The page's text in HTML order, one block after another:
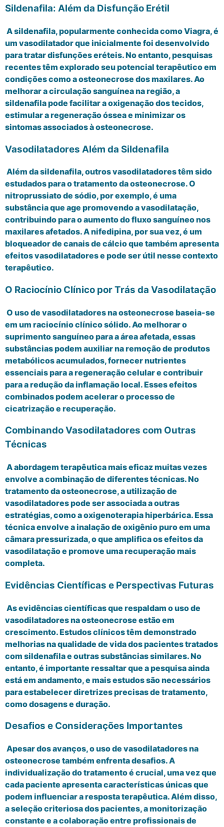
Sildenafila: Além da Disfunção Erétil
A sildenafila, popularmente conhecida como Viagra, é
um vasodilatador que inicialmente foi desenvolvido
para tratar disfunções eréteis. No entanto, pesquisas
recentes têm explorado seu potencial terapêutico em
condições como a osteonecrose dos maxilares. Ao
melhorar a circulação sanguínea na região, a
sildenafila pode facilitar a oxigenação dos tecidos,
estimular a regeneração óssea e minimizar os
sintomas associados à osteonecrose.
Vasodilatadores Além da Sildenafila
Além da sildenafila, outros vasodilatadores têm sido
estudados para o tratamento da osteonecrose. O
nitroprussiato de sódio, por exemplo, é uma
substância que age promovendo a vasodilatação,
contribuindo para o aumento do fluxo sanguíneo nos
maxilares afetados. A nifedipina, por sua vez, é um
bloqueador de canais de cálcio que também apresenta
efeitos vasodilatadores e pode ser útil nesse contexto
terapêutico.
O Raciocínio Clínico por Trás da Vasodilatação
O uso de vasodilatadores na osteonecrose baseia-se
em um raciocínio clínico sólido. Ao melhorar o
suprimento sanguíneo para a área afetada, essas
substâncias podem auxiliar na remoção de produtos
metabólicos acumulados, fornecer nutrientes
essenciais para a regeneração celular e contribuir
para a redução da inflamação local. Esses efeitos
combinados podem acelerar o processo de
cicatrização e recuperação.
Combinando Vasodilatadores com Outras
Técnicas
A abordagem terapêutica mais eficaz muitas vezes
envolve a combinação de diferentes técnicas. No
tratamento da osteonecrose, a utilização de
vasodilatadores pode ser associada a outras
estratégias, como a oxigenoterapia hiperbárica. Essa
técnica envolve a inalação de oxigênio puro em uma
câmara pressurizada, o que amplifica os efeitos da
vasodilatação e promove uma recuperação mais
completa.
Evidências Científicas e Perspectivas Futuras
As evidências científicas que respaldam o uso de
vasodilatadores na osteonecrose estão em
crescimento. Estudos clínicos têm demonstrado
melhorias na qualidade de vida dos pacientes tratados
com sildenafila e outras substâncias similares. No
entanto, é importante ressaltar que a pesquisa ainda
está em andamento, e mais estudos são necessários
para estabelecer diretrizes precisas de tratamento,
como dosagens e duração.
Desafios e Considerações Importantes
Apesar dos avanços, o uso de vasodilatadores na
osteonecrose também enfrenta desafios. A
individualização do tratamento é crucial, uma vez que
cada paciente apresenta características únicas que
podem influenciar a resposta terapêutica. Além disso,
a seleção criteriosa dos pacientes, a monitorização
constante e a colaboração entre profissionais de